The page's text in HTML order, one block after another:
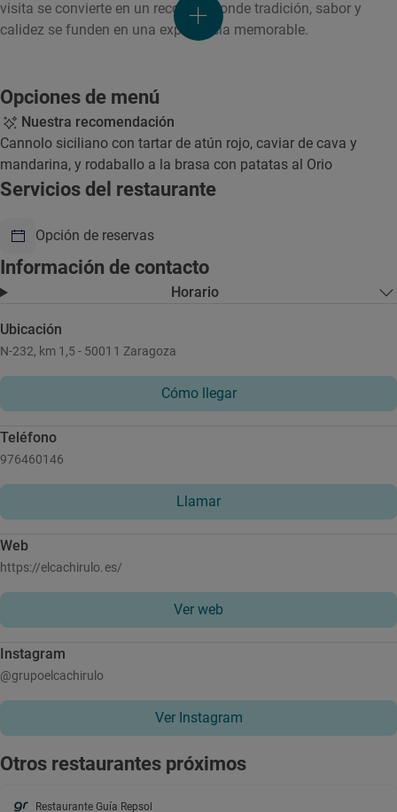
visita se convierte en un recorrido donde tradición, sabor y
calidez se funden en una experiencia memorable.
Opciones de menú
Nuestra recomendación
Cannolo siciliano con tartar de atún rojo, caviar de cava y
mandarina, y rodaballo a la brasa con patatas al Orio
Servicios del restaurante
Opción de reservas
Información de contacto
Horario
Ubicación
N-232, km 1,5 - 50011 Zaragoza
Cómo llegar
Teléfono
976460146
Llamar
Web
https://elcachirulo.es/
Ver web
Instagram
@grupoelcachirulo
Ver Instagram
Otros restaurantes próximos
Restaurante Guía Repsol